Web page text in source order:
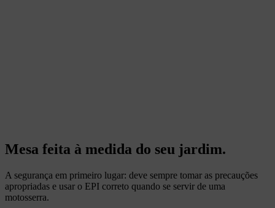
Mesa feita à medida do seu jardim.
A segurança em primeiro lugar: deve sempre tomar as precauções
apropriadas e usar o EPI correto quando se servir de uma
motosserra.